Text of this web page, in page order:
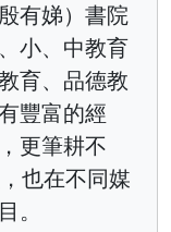
有娣）書院
小、中教育
育、品德教
豐富的經
更筆耕不
也在不同媒
。